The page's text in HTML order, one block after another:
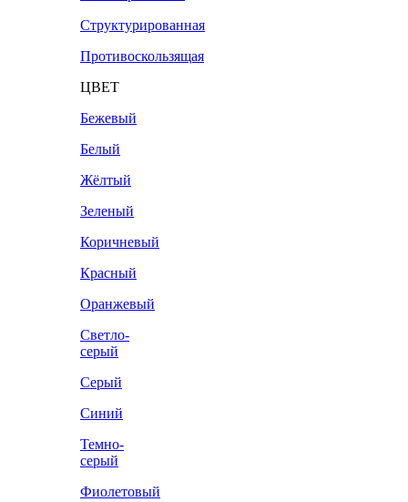
Структурированная
Противоскользящая
ЦВЕТ
Бежевый
Белый
Жёлтый
Зеленый
Коричневый
Красный
Оранжевый
Светло-
серый
Серый
Синий
Темно-
серый
Фиолетовый